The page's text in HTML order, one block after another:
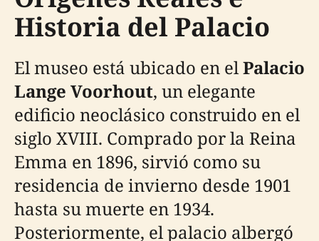
Historia del Palacio
El museo está ubicado en elPalacio
Lange Voorhout, un elegante
edificio neoclásico construido en el
siglo XVIII. Comprado por la Reina
Emma en 1896, sirvió como su
residencia de invierno desde 1901
hasta su muerte en 1934.
Posteriormente, el palacio albergó